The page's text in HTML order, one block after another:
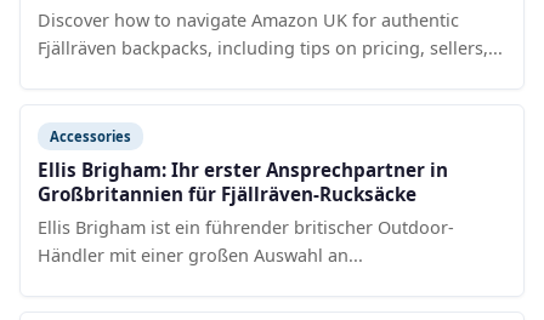
Discover how to navigate Amazon UK for authentic
Fjällräven backpacks, including tips on pricing, sellers,...
Accessories
Ellis Brigham: Ihr erster Ansprechpartner in
Großbritannien für Fjällräven-Rucksäcke
Ellis Brigham ist ein führender britischer Outdoor-
Händler mit einer großen Auswahl an...